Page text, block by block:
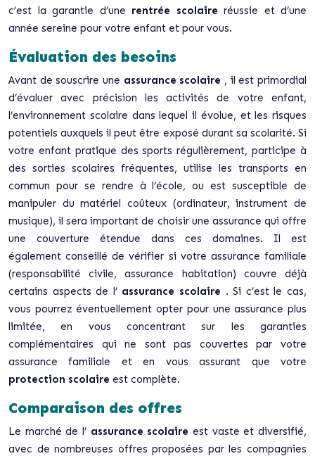
c’est la garantie d’une rentrée scolaire réussie et d’une
année sereine pour votre enfant et pour vous.
Évaluation des besoins
Avant de souscrire une assurance scolaire , il est primordial
d’évaluer avec précision les activités de votre enfant,
l’environnement scolaire dans lequel il évolue, et les risques
potentiels auxquels il peut être exposé durant sa scolarité. Si
votre enfant pratique des sports régulièrement, participe à
des sorties scolaires fréquentes, utilise les transports en
commun pour se rendre à l’école, ou est susceptible de
manipuler du matériel coûteux (ordinateur, instrument de
musique), il sera important de choisir une assurance qui offre
une couverture étendue dans ces domaines. Il est
également conseillé de vérifier si votre assurance familiale
(responsabilité civile, assurance habitation) couvre déjà
certains aspects de l’ assurance scolaire . Si c’est le cas,
vous pourrez éventuellement opter pour une assurance plus
limitée, en vous concentrant sur les garanties
complémentaires qui ne sont pas couvertes par votre
assurance familiale et en vous assurant que votre
protection scolaire est complète.
Comparaison des offres
Le marché de l’ assurance scolaireest vaste et diversifié,
avec de nombreuses offres proposées par les compagnies